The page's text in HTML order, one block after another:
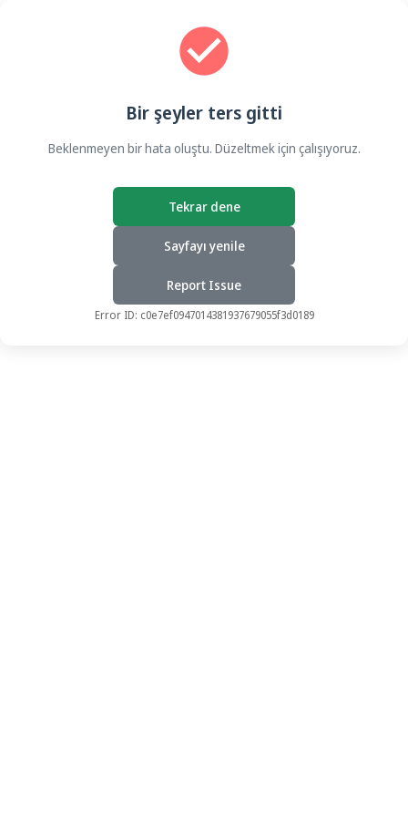
Bir şeyler ters gitti
Beklenmeyen bir hata oluştu. Düzeltmek için çalışıyoruz.
Tekrar dene
Sayfayı yenile
Report Issue
Error ID: c0e7ef0947014381937679055f3d0189